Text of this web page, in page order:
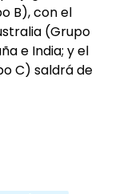
B), con el
(Grupo
e India; y el
C) saldrá de